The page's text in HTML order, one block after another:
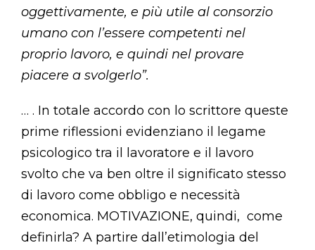
oggettivamente, e più utile al consorzio
umano con l’essere competenti nel
proprio lavoro, e quindi nel provare
piacere a svolgerlo”.
… . In totale accordo con lo scrittore queste
prime riflessioni evidenziano il legame
psicologico tra il lavoratore e il lavoro
svolto che va ben oltre il significato stesso
di lavoro come obbligo e necessità
economica. MOTIVAZIONE, quindi, come
definirla? A partire dall’etimologia del